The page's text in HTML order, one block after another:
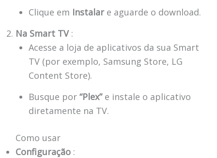
Clique em Instalare aguarde o download.
Na Smart TV:
Acesse a loja de aplicativos da sua Smart
TV (por exemplo, Samsung Store, LG
Content Store).
Busque por “Plex”e instale o aplicativo
diretamente na TV.
Como usar
Configuração: